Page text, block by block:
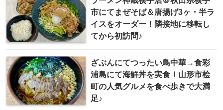
市にてまぜそば＆唐揚げ3ヶ・半ラ
イスをオーダー！隣接地に移転し
てから初訪問♪
ざぶんにてつったい鳥中華→食彩
浦島にて海鮮丼を実食！山形市桧
町の人気グルメを食べ歩きで大満
足♪